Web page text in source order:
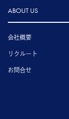
ABOUT US
会社概要
リクルート
お問合せ